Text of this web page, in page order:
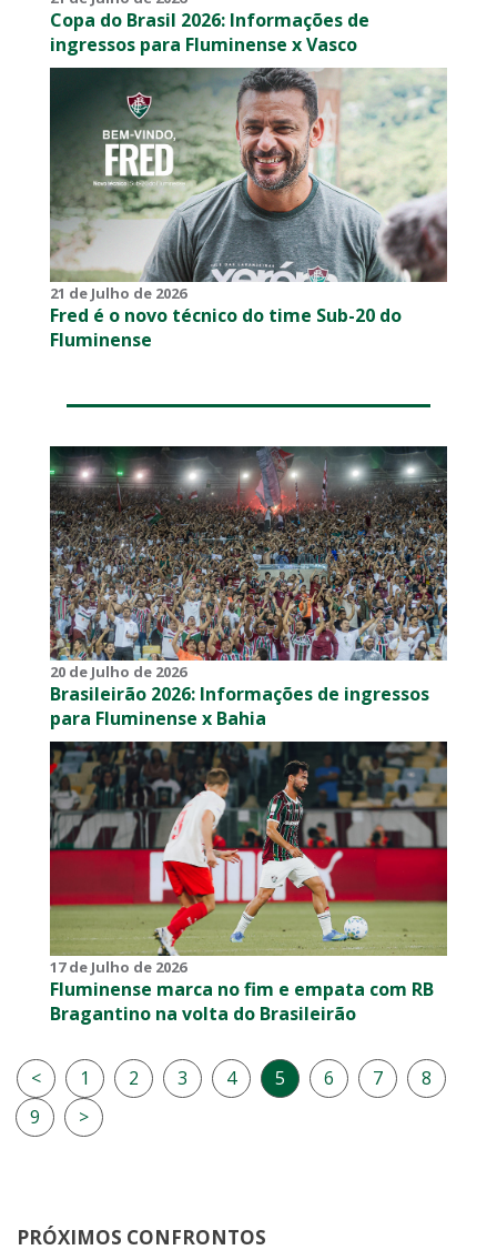
Copa do Brasil 2026: Informações de
ingressos para Fluminense x Vasco
21 de Julho de 2026
Fred é o novo técnico do time Sub-20 do
Fluminense
20 de Julho de 2026
Brasileirão 2026: Informações de ingressos
para Fluminense x Bahia
17 de Julho de 2026
Fluminense marca no fim e empata com RB
Bragantino na volta do Brasileirão
< 1 2 3 4 5 6 7
8
9
>
PRÓXIMOS CONFRONTOS